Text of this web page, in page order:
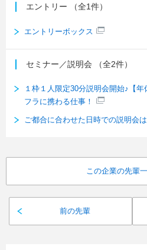
エントリー （全1件）
エントリーボックス
セミナー／説明会 （全2件）
１枠１人限定30分説明会開始♪【
フラに携わる仕事！
ご都合に合わせた日時での説明会
前の先輩
この企業の先輩